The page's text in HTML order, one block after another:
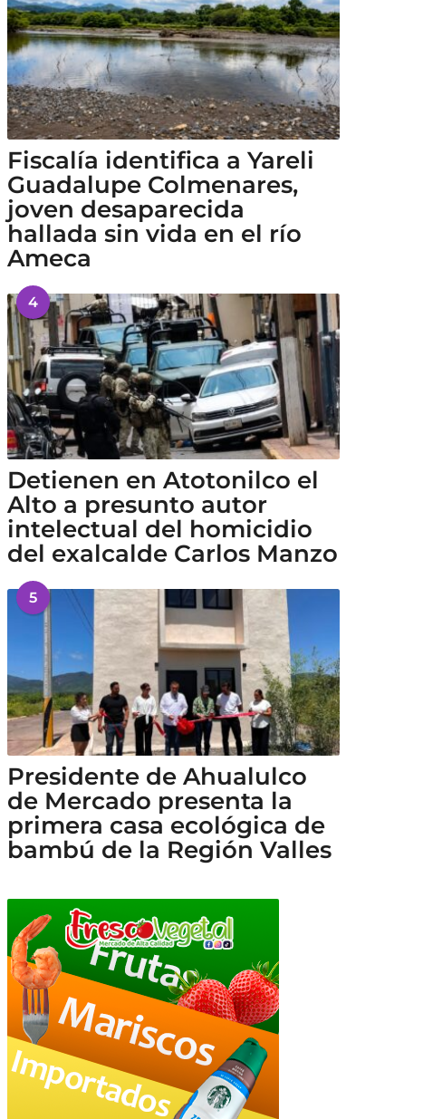
Fiscalía identifica a Yareli
Guadalupe Colmenares,
joven desaparecida
hallada sin vida en el río
Ameca
4
Detienen en Atotonilco el
Alto a presunto autor
intelectual del homicidio
del exalcalde Carlos Manzo
5
Presidente de Ahualulco
de Mercado presenta la
primera casa ecológica de
bambú de la Región Valles